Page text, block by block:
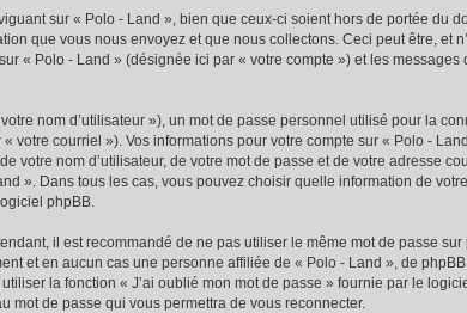
sur « Polo - Land », bien que ceux-ci soient hors de portée du
que vous nous envoyez et que nous collectons. Ceci peut être, et
« Polo - Land » (désignée ici par « votre compte ») et les messages
nom d’utilisateur »), un mot de passe personnel utilisé pour la
courriel »). Vos informations pour votre compte sur « Polo -
nom d’utilisateur, de votre mot de passe et de votre adresse
». Dans tous les cas, vous pouvez choisir quelle information de
phpBB.
il est recommandé de ne pas utiliser le même mot de passe
et en aucun cas une personne affiliée de « Polo - Land », de
la fonction « J’ai oublié mon mot de passe » fournie par le
mot de passe qui vous permettra de vous reconnecter.